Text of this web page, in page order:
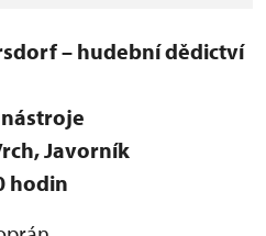
– hudební dědictví
Javorník
hodin